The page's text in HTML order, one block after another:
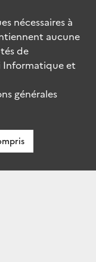
nécessaires à
aucune
de
Informatique et
générales